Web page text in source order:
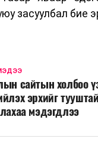
засуулбал
сайтын холбоо
эрхийг тууштай
мэдэгдлээ